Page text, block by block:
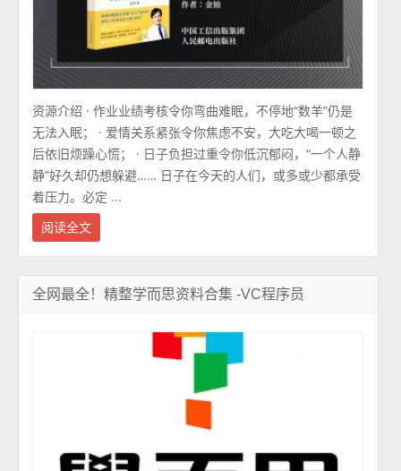
资源介绍 · 作业业绩考核令你弯曲难眠，不停地“数羊”仍是
无法入眠； · 爱情关系紧张令你焦虑不安，大吃大喝一顿之
后依旧烦躁心慌； · 日子负担过重令你低沉郁闷，“一个人静
静”好久却仍想躲避…… 日子在今天的人们，或多或少都承受
着压力。必定 ...
阅读全文
全网最全！精整学而思资料合集 -VC程序员